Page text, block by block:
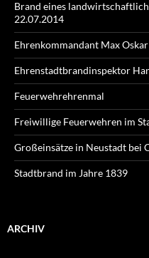
Brand eines
22.07.2014
Ehrenkommandant Max
Ehrenstadtbrandinspektor
Feuerwehrehrenmal
Freiwillige Feuerwehren im
Großeinsätze in Neustadt bei
Stadtbrand im Jahre 1839
ARCHIV